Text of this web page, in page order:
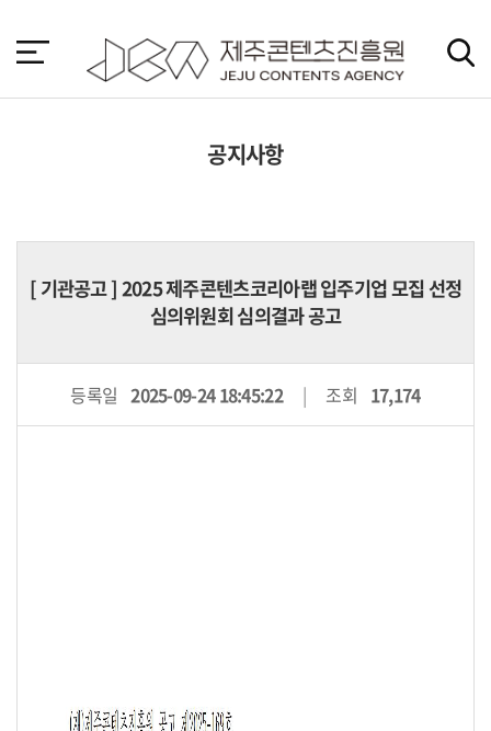
바
가
공지사항
[기관공고] 2025 제주콘텐츠코리아랩 입주기업 모집 선정
심의위원회 심의결과 공고
등록일 2025-09-24 18:45:22 조회 17,174